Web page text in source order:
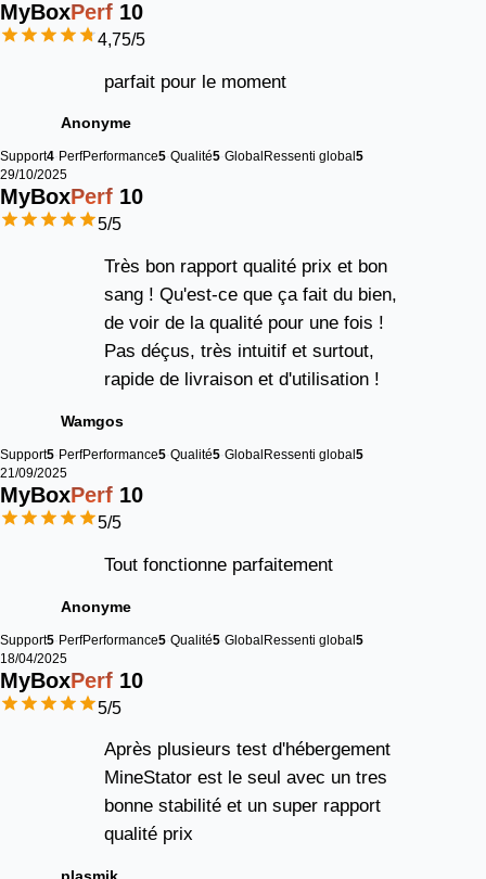
MyBoxPerf 10
4,75/5
parfait pour le moment
Anonyme
Support4 PerfPerformance5 Qualité5 Global Ressenti global 5
29/10/2025
MyBoxPerf 10
5/5
Très bon rapport qualité prix et bon
sang ! Qu'est-ce que ça fait du bien,
de voir de la qualité pour une fois !
Pas déçus, très intuitif et surtout,
rapide de livraison et d'utilisation !
Wamgos
Support5 PerfPerformance5 Qualité5 Global Ressenti global 5
21/09/2025
MyBoxPerf 10
5/5
Tout fonctionne parfaitement
Anonyme
Support5 PerfPerformance5 Qualité5 GlobalRessenti global5
18/04/2025
MyBoxPerf 10
5/5
Après plusieurs test d'hébergement
MineStator est le seul avec un tres
bonne stabilité et un super rapport
qualité prix